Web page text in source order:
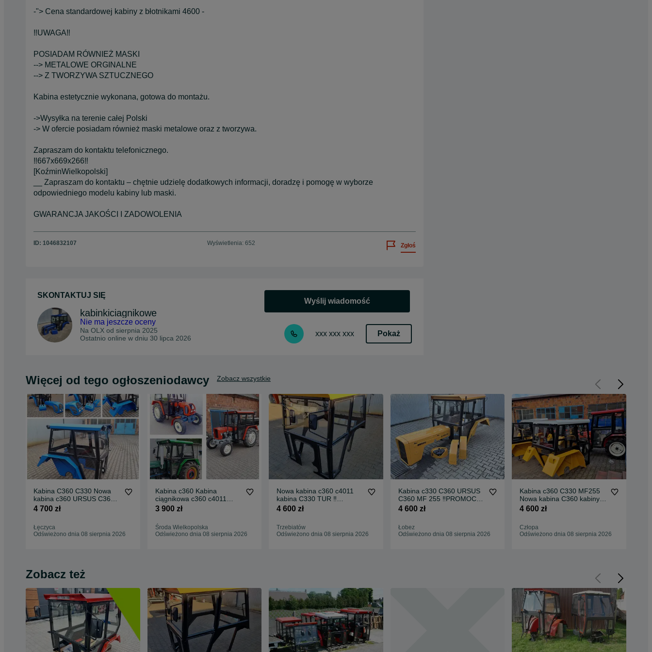
-"> Cena standardowej kabiny z błotnikami 4600 -
‼️UWAGA‼️
POSIADAM RÓWNIEŻ MASKI
--> METALOWE ORGINALNE
--> Z TWORZYWA SZTUCZNEGO
Kabina estetycznie wykonana, gotowa do montażu.
->Wysyłka na terenie całej Polski
-> W ofercie posiadam również maski metalowe oraz z tworzywa.
Zapraszam do kontaktu telefonicznego.
‼️667x669x266‼️
[KoźminWielkopolski]
__ Zapraszam do kontaktu – chętnie udzielę dodatkowych informacji, doradzę i pomogę w wyborze
odpowiedniego modelu kabiny lub maski.
GWARANCJA JAKOŚCI I ZADOWOLENIA
ID: 1046832107 Wyświetlenia: 652 Zgłoś
SKONTAKTUJ SIĘ
kabinkiciagnikowe
Nie ma jeszcze oceny
Na OLX od sierpnia 2025
Ostatnio online w dniu 30 lipca 2026
Wyślij wiadomość
xxx xxx xxx Pokaż
Więcej od tego ogłoszeniodawcy Zobacz wszystkie
Kabina C360 C330 Nowa
kabina c360 URSUS C360!!
PROMOCJA!!
4 700 zł
Łęczyca
Odświeżono dnia 08 sierpnia 2026
Kabina c360 Kabina
ciągnikowa c360 c4011
Nowa KABINA C360 ‼️
3 900 zł
Środa Wielkopolska
Odświeżono dnia 08 sierpnia 2026
Nowa kabina c360 c4011
kabina C330 TUR ‼️
PROMOCJA ‼️
4 600 zł
Trzebiatów
Odświeżono dnia 08 sierpnia 2026
Kabina c330 C360 URSUS
C360 MF 255 ‼️PROMOCJA
‼️
4 600 zł
Łobez
Odświeżono dnia 08 sierpnia 2026
Kabina c360 C330 MF255
Nowa kabina C360 kabiny
C360 ‼️PROMOCJA ‼️
4 600 zł
Człopa
Odświeżono dnia 08 sierpnia 2026
Zobacz też